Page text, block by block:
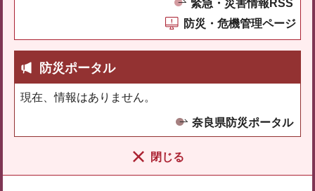
緊急・災害情報RSS
防災・危機管理ページ
防災ポータル
現在、情報はありません。
奈良県防災ポータル
閉じる